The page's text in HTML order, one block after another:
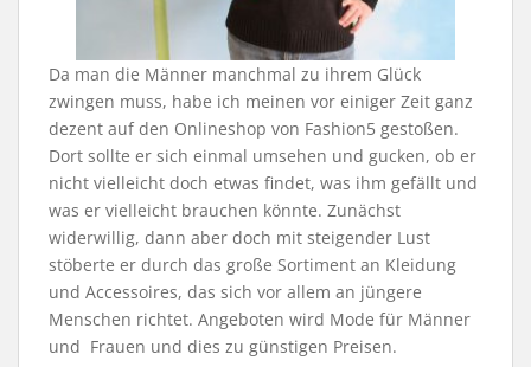
Da man die Männer manchmal zu ihrem Glück
zwingen muss, habe ich meinen vor einiger Zeit ganz
dezent auf den Onlineshop von Fashion5 gestoßen.
Dort sollte er sich einmal umsehen und gucken, ob er
nicht vielleicht doch etwas findet, was ihm gefällt und
was er vielleicht brauchen könnte. Zunächst
widerwillig, dann aber doch mit steigender Lust
stöberte er durch das große Sortiment an Kleidung
und Accessoires, das sich vor allem an jüngere
Menschen richtet. Angeboten wird Mode für Männer
und Frauen und dies zu günstigen Preisen.